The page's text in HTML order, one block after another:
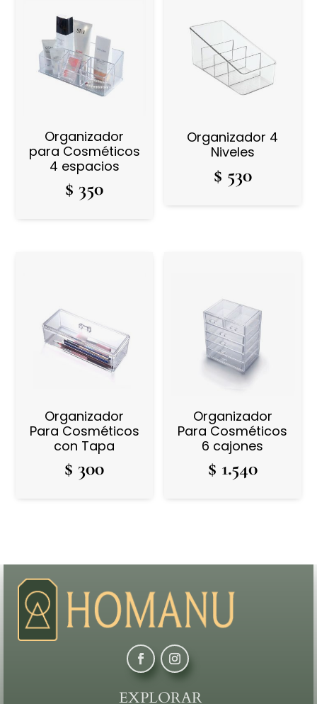
Organizador
para Cosméticos
4 espacios
$ 350
Organizador 4
Niveles
$ 530
Organizador
Para Cosméticos
con Tapa
$ 300
Organizador
Para Cosméticos
6 cajones
$ 1.540
EXPLORAR